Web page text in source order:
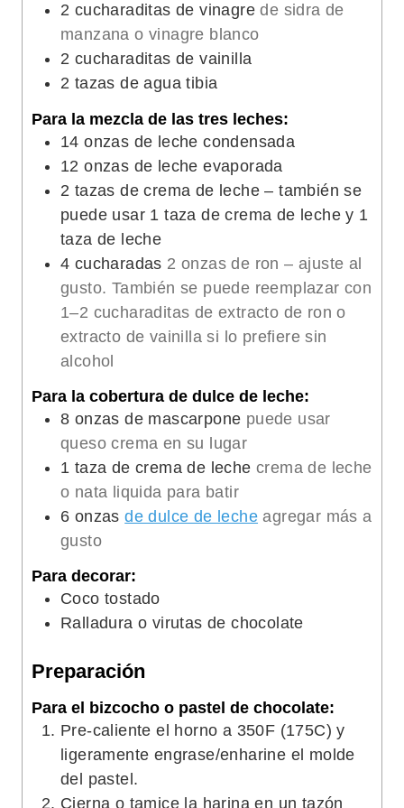
2 cucharaditas de vinagre de sidra de
manzana o vinagre blanco
2 cucharaditas de vainilla
2 tazas de agua tibia
Para la mezcla de las tres leches:
14 onzas de leche condensada
12 onzas de leche evaporada
2 tazas de crema de leche – también se
puede usar 1 taza de crema de leche y 1
taza de leche
4 cucharadas 2 onzas de ron – ajuste al
gusto. También se puede reemplazar con
1–2 cucharaditas de extracto de ron o
extracto de vainilla si lo prefiere sin
alcohol
Para la cobertura de dulce de leche:
8 onzas de mascarpone puede usar
queso crema en su lugar
1 taza de crema de leche crema de leche
o nata liquida para batir
6 onzas de dulce de leche agregar más a
gusto
Para decorar:
Coco tostado
Ralladura o virutas de chocolate
Preparación
Para el bizcocho o pastel de chocolate:
Pre-caliente el horno a 350F (175C) y
ligeramente engrase/enharine el molde
del pastel.
Cierna o tamice la harina en un tazón